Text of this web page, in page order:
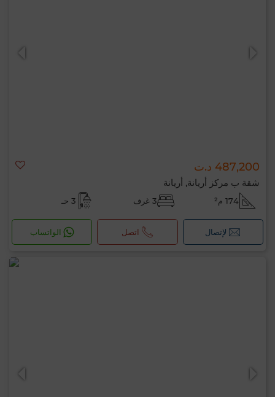
487,200 د.ت
شقة ب مركز أريانة, أريانة
174 م² 3 غرف 3 حـ
لإتصال اتصل الواتساب